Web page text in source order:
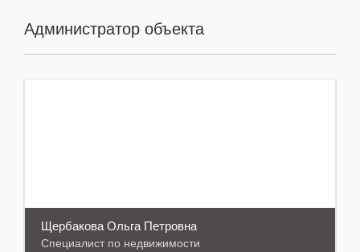
Администратор объекта
Щербакова Oльга Петровна
Специалист по недвижимости